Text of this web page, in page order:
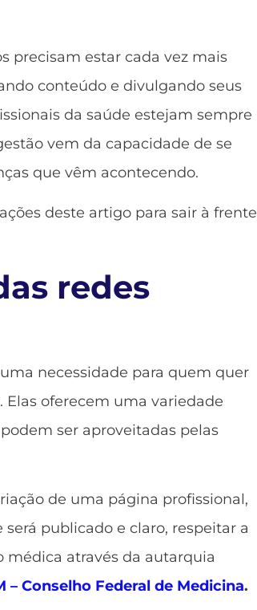
precisam estar cada vez mais
conteúdo e divulgando seus
da saúde estejam sempre
vem da capacidade de se
que vêm acontecendo.
deste artigo para sair à frente
redes
necessidade para quem quer
oferecem uma variedade
ser aproveitadas pelas
de uma página profissional,
publicado e claro, respeitar a
médica através da autarquia
– Conselho Federal de Medicina.